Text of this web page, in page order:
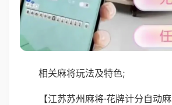
相关麻将玩法及特色;
【江苏苏州麻将·花牌计分自动